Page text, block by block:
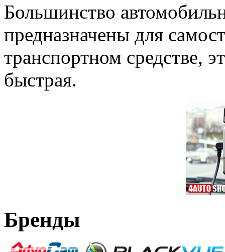
Большинство
предназначены для
транспортном средстве,
быстрая.
Бренды